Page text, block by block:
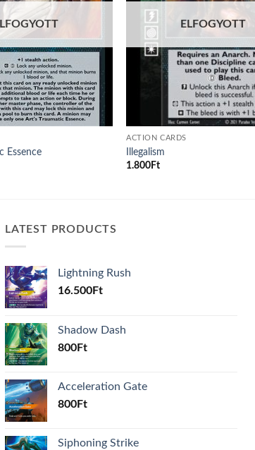
Essence
ELFOGYOTT
ACTION CARDS
Illegalism
1.800 Ft
LATEST PRODUCTS
Lightning Rush
16.500Ft
Shadow Dash
800Ft
Acceleration Gate
800Ft
Siphoning Strike